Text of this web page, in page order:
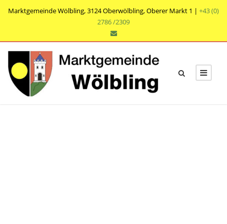
Marktgemeinde Wölbling, 3124 Oberwölbling, Oberer Markt 1 | +43 (0)
2786 /2309